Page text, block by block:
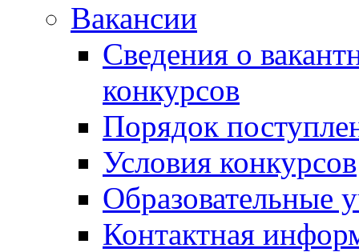
Вакансии
Сведения о
конкурсов
Порядок
Условия конкурсов
Образовательные
Контактная